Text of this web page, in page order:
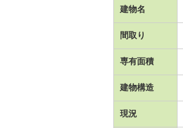
建物名
間取り
専有面積
建物構造
現況